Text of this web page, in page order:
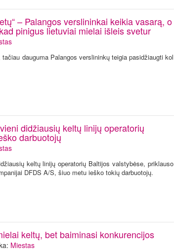
– Palangos verslininkai keikia vasarą, o
pinigus lietuviai mielai išleis svetur
dauguma Palangos verslininkų teigia pasidžiaugti kol
didžiausių keltų linijų operatorių
darbuotojų
keltų linijų operatorių Baltijos valstybėse, priklauso
DFDS A/S, šiuo metu ieško tokių darbuotojų.
keltų, bet baiminasi konkurencijos
Miestas